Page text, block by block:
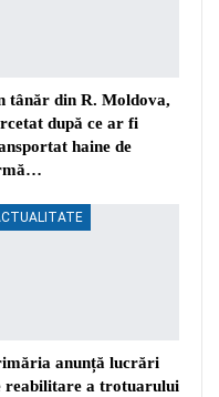
tânăr din R. Moldova,
după ce ar fi
haine de
anunță lucrări
reabilitare a trotuarului